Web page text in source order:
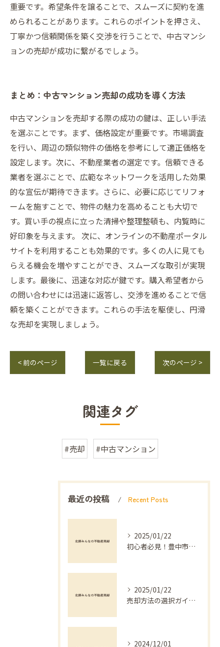
重要です。希望条件を譲ることで、スムーズに契約を進
められることがあります。これらのポイントを押さえ、
丁寧かつ信頼関係を築く交渉を行うことで、中古マンシ
ョンの売却が成功に繋がるでしょう。
まとめ：中古マンション売却の成功を導く方法
中古マンションを売却する際の成功の鍵は、正しい手法
を選ぶことです。まず、価格設定が重要です。市場調査
を行い、周辺の類似物件の価格を参考にして適正価格を
設定します。次に、不動産業者の選定です。信頼できる
業者を選ぶことで、広範なネットワークを活用した効果
的な宣伝が期待できます。さらに、必要に応じてリフォ
ームを施すことで、物件の魅力を高めることも大切で
す。買い手の視点に立った清掃や整理整頓も、内覧時に
好印象を与えます。 次に、オンラインの不動産ポータル
サイトを利用することも効果的です。多くの人に見ても
らえる機会を増やすことができ、スムーズな取引が実現
します。最後に、迅速な対応が鍵です。購入希望者から
の問い合わせには迅速に返答し、交渉を進めることで信
頼を築くことができます。これらの手法を駆使し、円滑
な売却を実現しましょう。
< 前のページ 一覧に戻る 次のページ >
関連タグ
#売却 #中古マンション
最近の投稿 Recent Posts
2025/01/22
初心者必見！豊中市でのマンション不動産売却を成功させる方法
2025/01/22
売却方法の選択ガイド：不動産買取と仲介の違い
2024/12/01